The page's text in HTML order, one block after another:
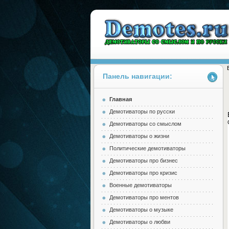
Demotes.ru
Панель навигации:
Главная
Демотиваторы по русски
Демотиваторы со смыслом
Демотиваторы о жизни
Политические демотиваторы
Демотиваторы про бизнес
Демотиваторы про кризис
Военные демотиваторы
Демотиваторы про ментов
Демотиваторы о музыке
Демотиваторы о любви